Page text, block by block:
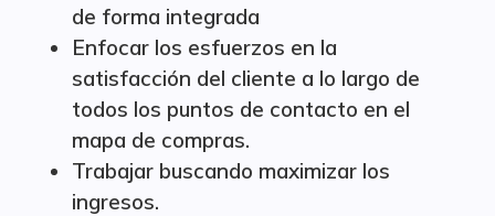
de forma integrada
Enfocar los esfuerzos en la
satisfacción del cliente a lo largo de
todos los puntos de contacto en el
mapa de compras.
Trabajar buscando maximizar los
ingresos.